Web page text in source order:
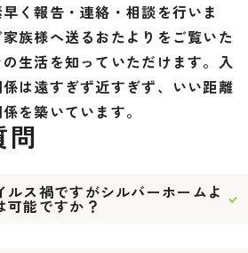
く報告・連絡・相談を行いま
族様へ送るおたよりをご覧いた
生活を知っていただけます。入
は遠すぎず近すぎず、いい距離
を築いています。
問
ルス禍ですがシルバーホームよ
可能ですか？